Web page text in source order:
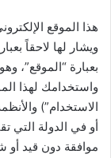
هذا الموقع
ويشار لها لاحقاً
بعبارة “الموقع”،
واستخدامك لهذا
الاستخدام”)
أو في الدولة التي
موافقة دون قيد